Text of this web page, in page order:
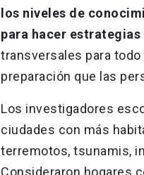
los niveles de
para hacer
transversales para
preparación que las
Los investigadores
ciudades con más
terremotos, tsunamis,
Consideraron hogares